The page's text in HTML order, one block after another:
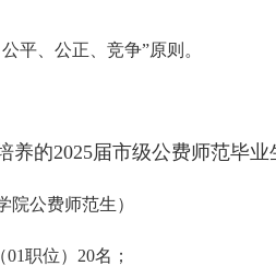
平、公正、竞争”原则。
的2025届市级公费师范毕业
院公费师范生）
01职位） 20名；